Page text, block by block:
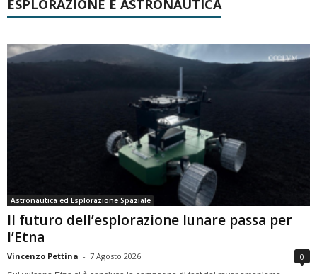
ESPLORAZIONE E ASTRONAUTICA
Astronautica ed Esplorazione Spaziale
Il futuro dell’esplorazione lunare passa per
l’Etna
Vincenzo Pettina - 7 Agosto 2026 0